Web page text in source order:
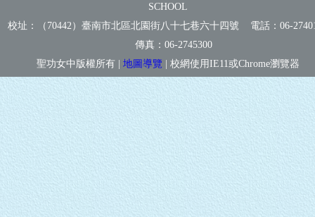
SCHOOL
校址：（70442）臺南市北區北園街八十七巷六十四號 電話：06-
傳真： 06-2745300
聖功女中版權所有 | 地圖導覽 | 校網使用IE11或Chrome瀏覽器